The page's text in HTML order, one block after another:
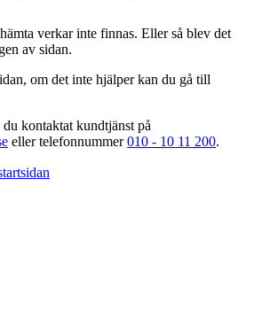
verkar inte finnas. Eller så blev det
av sidan.
om det inte hjälper kan du gå till
kontaktat kundtjänst på
eller telefonnummer010 - 10 11 200.